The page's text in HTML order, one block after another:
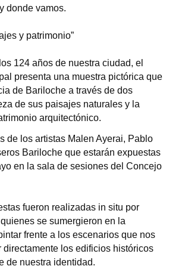
Letrada
Coordinadora
Públicas
donde vamos.
y patrimonio”
124 años de nuestra ciudad, el
presenta una muestra pictórica que
de Bariloche a través de dos
de sus paisajes naturales y la
arquitectónico.
de los artistas Malen Ayerai, Pablo
Bariloche que estarán expuestas
en la sala de sesiones del Concejo
fueron realizadas in situ por
se sumergieron en la
frente a los escenarios que nos
directamente los edificios históricos
de nuestra identidad.